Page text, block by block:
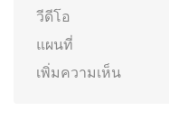
วีดีโอ
แผนที่
เพิ่มความเห็น